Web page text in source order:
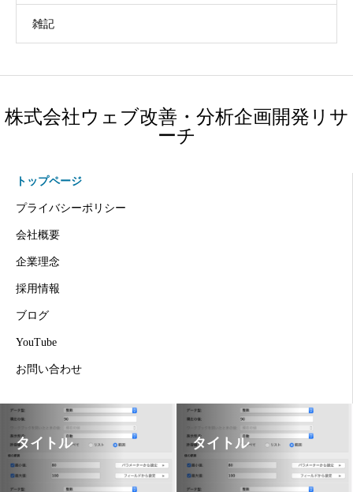
雑記
株式会社ウェブ改善・分析企画開発リサ
ーチ
トップページ
プライバシーポリシー
会社概要
企業理念
採用情報
ブログ
YouTube
お問い合わせ
タイトル タイトル